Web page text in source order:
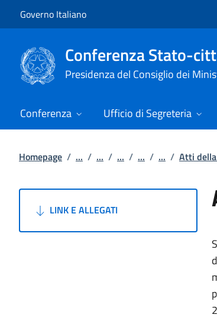
Governo Italiano
Conferenza Stato-
Presidenza del Consiglio dei
Conferenza Ufficio di Segreteria
Homepage / ... / ... / ... / ... / ... / Atti
LINK E ALLEGATI